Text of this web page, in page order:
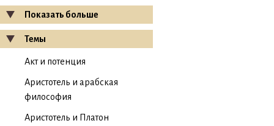
Показать больше
Темы
Акт и потенция
Аристотель и арабская
философия
Аристотель и Платон